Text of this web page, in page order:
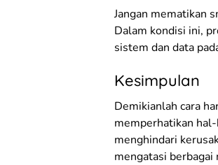
Jangan mematikan
Dalam kondisi ini,
sistem dan data
Kesimpulan
Demikianlah cara
memperhatikan
menghindari
mengatasi